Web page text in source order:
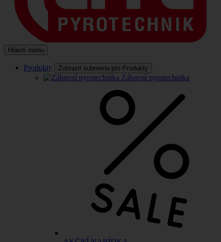
Hlavní menu
Produkty Zobrazit submenu pro Produkty
Zábavní pyrotechnika